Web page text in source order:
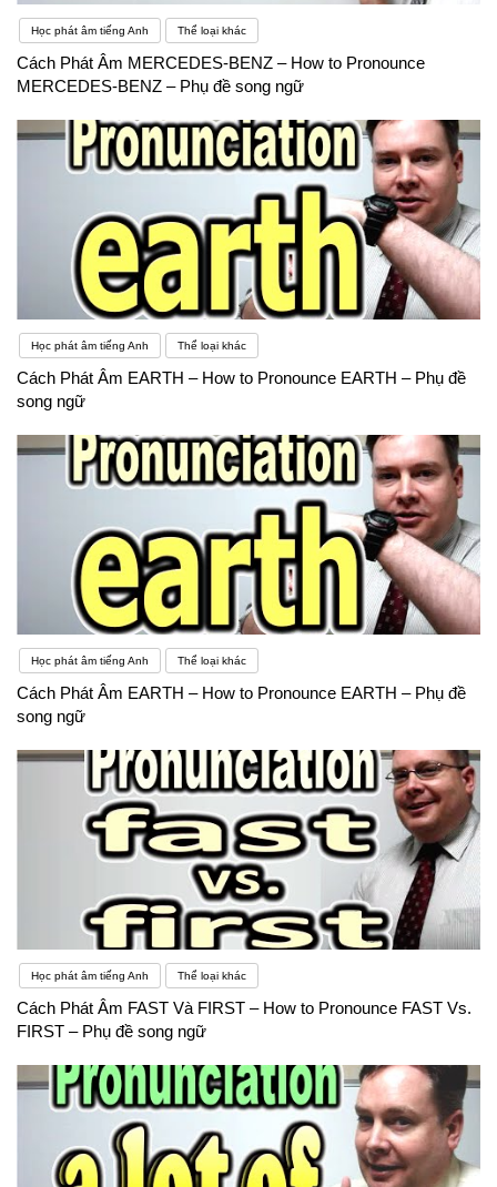
Học phát âm tiếng Anh Thể loại khác
Cách Phát Âm MERCEDES-BENZ – How to Pronounce
MERCEDES-BENZ – Phụ đề song ngữ
Học phát âm tiếng Anh Thể loại khác
Cách Phát Âm EARTH – How to Pronounce EARTH – Phụ đề
song ngữ
Học phát âm tiếng Anh Thể loại khác
Cách Phát Âm EARTH – How to Pronounce EARTH – Phụ đề
song ngữ
Học phát âm tiếng Anh Thể loại khác
Cách Phát Âm FAST Và FIRST – How to Pronounce FAST Vs.
FIRST – Phụ đề song ngữ